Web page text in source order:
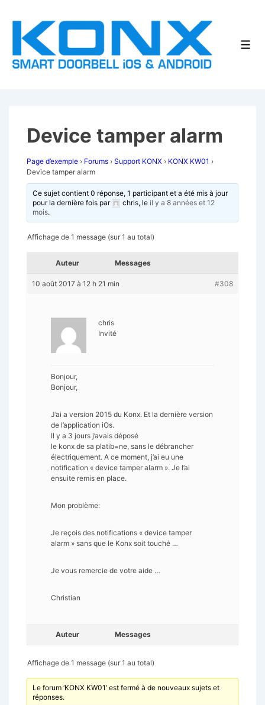
passer
contenu
Device tamper alarm
Page d’exemple › Forums › Support KONX › KONX KW01 ›
Device tamper alarm
Ce sujet contient 0 réponse, 1 participant et a été mis à jour
pour la dernière fois par
chris, leil y a 8 années et 12
mois.
Affichage de 1 message (sur 1 au total)
Auteur Messages
10 août 2017 à 12 h 21 min #308
chris
Invité
Bonjour,
Bonjour,
J’ai a version 2015 du Konx. Et la dernière version
de l’application iOs.
Il y a 3 jours j’avais déposé
le konx de sa platib=ne, sans le débrancher
électriquement. A ce moment, j’ai eu une
notification « device tamper alarm ». Je l’ai
ensuite remis en place.
Mon problème:
Je reçois des notifications « device tamper
alarm » sans que le Konx soit touché …
Je vous remercie de votre aide …
Christian
Auteur Messages
Affichage de 1 message (sur 1 au total)
Le forum ‘KONX KW01’ est fermé à de nouveaux sujets et
réponses.